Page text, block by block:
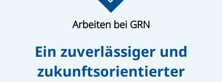
Arbeiten bei GRN
Ein zuverlässiger und
zukunftsorientierter